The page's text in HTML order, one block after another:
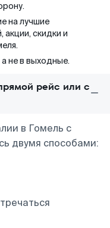
на лучшие
скидки и
не в выходные.
рейс или с
в Гомель с
двумя способами: